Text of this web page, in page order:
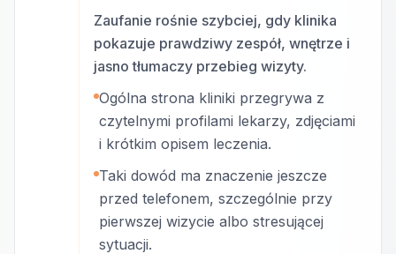
Zaufanie rośnie szybciej, gdy klinika
pokazuje prawdziwy zespół, wnętrze i
jasno tłumaczy przebieg wizyty.
Ogólna strona kliniki przegrywa z
czytelnymi profilami lekarzy, zdjęciami
i krótkim opisem leczenia.
Taki dowód ma znaczenie jeszcze
przed telefonem, szczególnie przy
pierwszej wizycie albo stresującej
sytuacji.